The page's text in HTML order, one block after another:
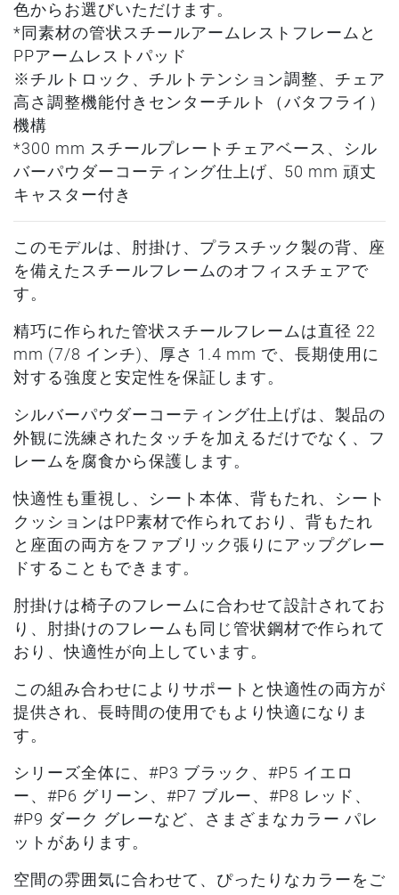
色からお選びいただけます。
*同素材の管状スチールアームレストフレームと
PPアームレストパッド
※チルトロック、チルトテンション調整、チェア
高さ調整機能付きセンターチルト（バタフライ）
機構
*300 mm スチールプレートチェアベース、シル
バーパウダーコーティング仕上げ、50 mm 頑丈
キャスター付き
このモデルは、肘掛け、プラスチック製の背、座
を備えたスチールフレームのオフィスチェアで
す。
精巧に作られた管状スチールフレームは直径 22
mm (7/8 インチ)、厚さ 1.4 mm で、長期使用に
対する強度と安定性を保証します。
シルバーパウダーコーティング仕上げは、製品の
外観に洗練されたタッチを加えるだけでなく、フ
レームを腐食から保護します。
快適性も重視し、シート本体、背もたれ、シート
クッションはPP素材で作られており、背もたれ
と座面の両方をファブリック張りにアップグレー
ドすることもできます。
肘掛けは椅子のフレームに合わせて設計されてお
り、肘掛けのフレームも同じ管状鋼材で作られて
おり、快適性が向上しています。
この組み合わせによりサポートと快適性の両方が
提供され、長時間の使用でもより快適になりま
す。
シリーズ全体に、#P3 ブラック、#P5 イエロ
ー、#P6 グリーン、#P7 ブルー、#P8 レッド、
#P9 ダーク グレーなど、さまざまなカラー パレ
ットがあります。
空間の雰囲気に合わせて、ぴったりなカラーをご